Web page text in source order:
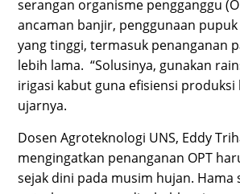
serangan organisme pengganggu
ancaman banjir, penggunaan
yang tinggi, termasuk penanganan
lebih lama. “Solusinya, gunakan
irigasi kabut guna efisiensi produksi
ujarnya.
Dosen Agroteknologi UNS, Eddy
mengingatkan penanganan OPT
sejak dini pada musim hujan. Hama